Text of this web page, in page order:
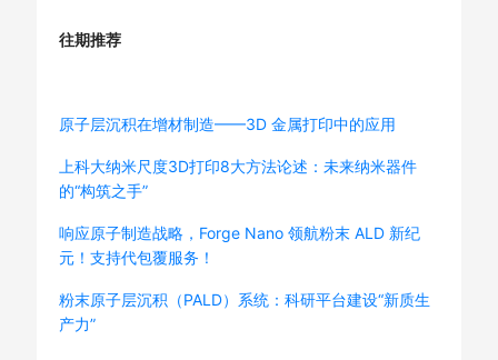
往期推荐
原子层沉积在增材制造——3D 金属打印中的应用
上科大纳米尺度3D打印8大方法论述：未来纳米器件
的“构筑之手”
响应原子制造战略，Forge Nano 领航粉末 ALD 新纪
元！支持代包覆服务！
粉末原子层沉积（PALD）系统：科研平台建设“新质生
产力”